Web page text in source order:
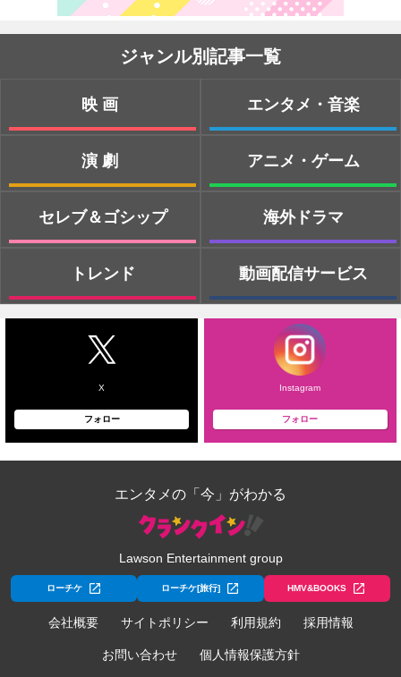
ジャンル別記事一覧
映画
演劇
セレブ＆ゴシップ
トレンド
エンタメ・音楽
アニメ・ゲーム
海外ドラマ
動画配信サービス
X
フォロー
Instagram
フォロー
エンタメの「今」がわかる
Lawson Entertainment group
ローチケ ローチケ[旅行] HMV&BOOKS
会社概要 サイトポリシー 利用規約 採用情報
お問い合わせ 個人情報保護方針